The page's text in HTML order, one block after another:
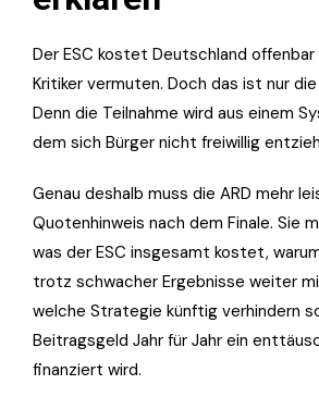
Der ESC kostet Deutschland offenbar
Kritiker vermuten. Doch das ist nur
Denn die Teilnahme wird aus einem
dem sich Bürger nicht freiwillig
Genau deshalb muss die ARD mehr
Quotenhinweis nach dem Finale. Sie
was der ESC insgesamt kostet,
trotz schwacher Ergebnisse weiter
welche Strategie künftig verhindern
Beitragsgeld Jahr für Jahr ein
finanziert wird.